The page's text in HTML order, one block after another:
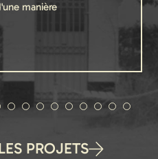
manière
PROJETS